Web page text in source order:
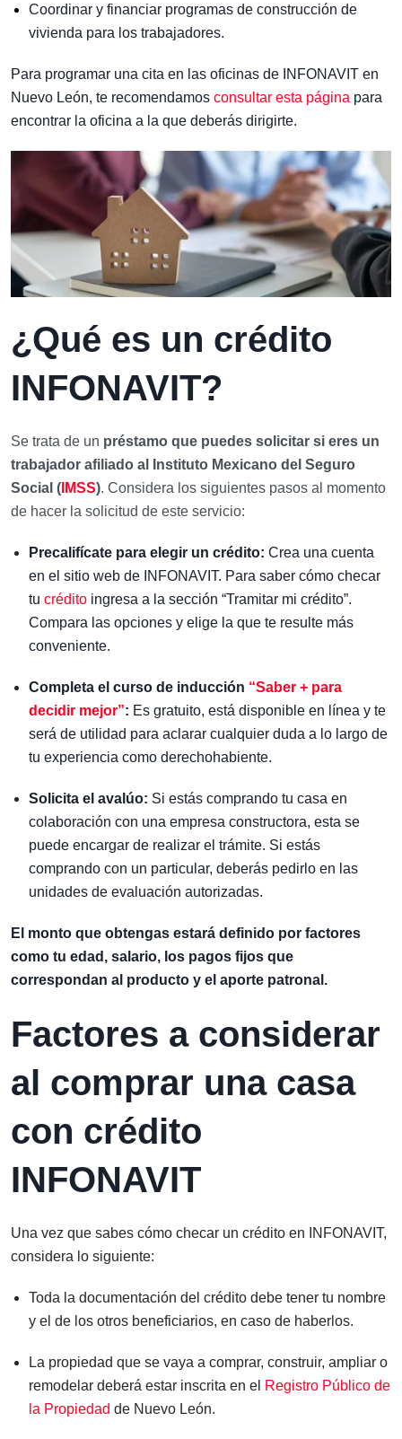
Coordinar y financiar programas de construcción de
vivienda para los trabajadores.
Para programar una cita en las oficinas de INFONAVIT en
Nuevo León, te recomendamos consultar esta página para
encontrar la oficina a la que deberás dirigirte.
¿Qué es un crédito
INFONAVIT?
Se trata de un préstamo que puedes solicitar si eres un
trabajador afiliado al Instituto Mexicano del Seguro
Social ( IMSS). Considera los siguientes pasos al momento
de hacer la solicitud de este servicio:
Precalifícate para elegir un crédito: Crea una cuenta
en el sitio web de INFONAVIT. Para saber cómo checar
tu crédito ingresa a la sección “Tramitar mi crédito”.
Compara las opciones y elige la que te resulte más
conveniente.
Completa el curso de inducción “Saber + para
decidir mejor”: Es gratuito, está disponible en línea y te
será de utilidad para aclarar cualquier duda a lo largo de
tu experiencia como derechohabiente.
Solicita el avalúo: Si estás comprando tu casa en
colaboración con una empresa constructora, esta se
puede encargar de realizar el trámite. Si estás
comprando con un particular, deberás pedirlo en las
unidades de evaluación autorizadas.
El monto que obtengas estará definido por factores
como tu edad, salario, los pagos fijos que
correspondan al producto y el aporte patronal.
Factores a considerar
al comprar una casa
con crédito
INFONAVIT
Una vez que sabes cómo checar un crédito en INFONAVIT,
considera lo siguiente:
Toda la documentación del crédito debe tener tu nombre
y el de los otros beneficiarios, en caso de haberlos.
La propiedad que se vaya a comprar, construir, ampliar o
remodelar deberá estar inscrita en el Registro Público de
la Propiedad de Nuevo León.